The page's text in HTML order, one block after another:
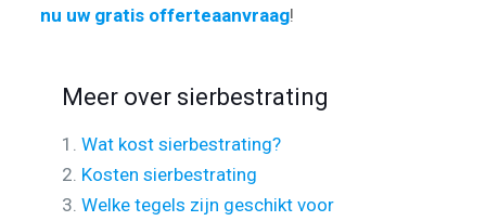
nu uw gratis offerteaanvraag!
Meer over sierbestrating
1. Wat kost sierbestrating?
2. Kosten sierbestrating
3. Welke tegels zijn geschikt voor